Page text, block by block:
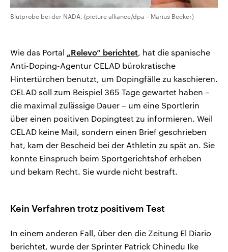
Blutprobe bei der NADA. (picture alliance/dpa – Marius Becker)
Wie das Portal „Relevo“ berichtet, hat die spanische
Anti-Doping-Agentur CELAD bürokratische
Hintertürchen benutzt, um Dopingfälle zu kaschieren.
CELAD soll zum Beispiel 365 Tage gewartet haben –
die maximal zulässige Dauer – um eine Sportlerin
über einen positiven Dopingtest zu informieren. Weil
CELAD keine Mail, sondern einen Brief geschrieben
hat, kam der Bescheid bei der Athletin zu spät an. Sie
konnte Einspruch beim Sportgerichtshof erheben
und bekam Recht. Sie wurde nicht bestraft.
Kein Verfahren trotz positivem Test
In einem anderen Fall, über den die Zeitung El Diario
berichtet, wurde der Sprinter Patrick Chinedu Ike